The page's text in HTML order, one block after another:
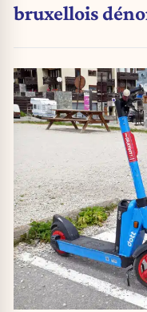
bruxellois